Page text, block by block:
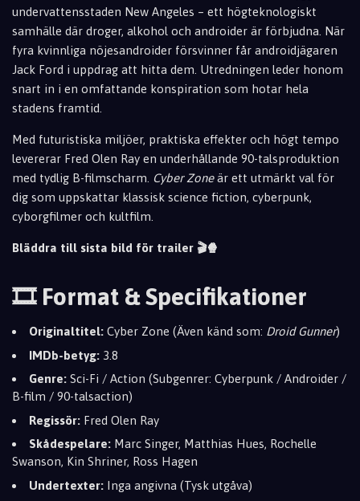
undervattensstaden New Angeles – ett högteknologiskt
samhälle där droger, alkohol och androider är förbjudna. När
fyra kvinnliga nöjesandroider försvinner får androidjägaren
Jack Ford i uppdrag att hitta dem. Utredningen leder honom
snart in i en omfattande konspiration som hotar hela
stadens framtid.
Med futuristiska miljöer, praktiska effekter och högt tempo
levererar Fred Olen Ray en underhållande 90-talsproduktion
med tydlig B-filmscharm. Cyber Zoneär ett utmärkt val för
dig som uppskattar klassisk science fiction, cyberpunk,
cyborgfilmer och kultfilm.
Bläddra till sista bild för trailer 🎬🍿
🎞️ Format & Specifikationer
Originaltitel: Cyber Zone (Även känd som: Droid Gunner)
IMDb-betyg: 3.8
Genre: Sci-Fi / Action (Subgenrer: Cyberpunk / Androider /
B-film / 90-talsaction)
Regissör: Fred Olen Ray
Skådespelare: Marc Singer, Matthias Hues, Rochelle
Swanson, Kin Shriner, Ross Hagen
Undertexter: Inga angivna (Tysk utgåva)